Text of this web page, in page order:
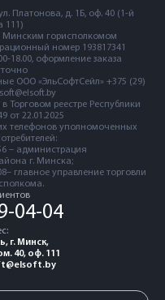
Платонова, д. 1Б, оф. 40 (1-й
111)
Минским горисполкомом
номер 193817341
18.00, оформление заказа
ООО «ЭльСофтСейл» +375 (29)
Торговом реестре Республики
от 22.01.2025
телефонов уполномоченных
– администрация
г. Минска;
главное управление торговли
04-04
г. Минск,
40, оф. 111